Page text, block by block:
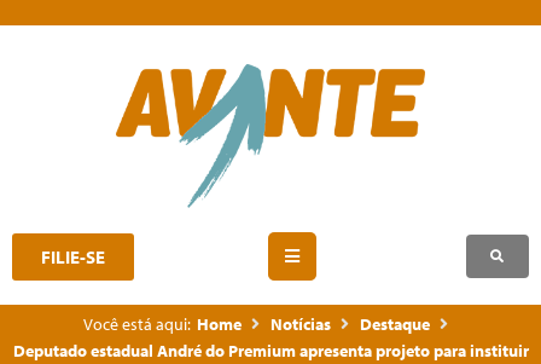
FILIE-SE
Você está aqui: Home Notícias
Destaque
Deputado estadual André do Premium apresenta projeto para instituir